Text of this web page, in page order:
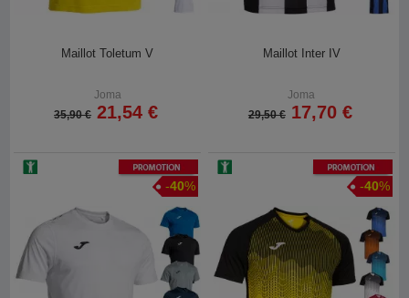
Maillot Toletum V
Joma
35,90 € 21,54 €
Maillot Inter IV
Joma
29,50 € 17,70 €
Promotion
-40%
Promotion
-40%